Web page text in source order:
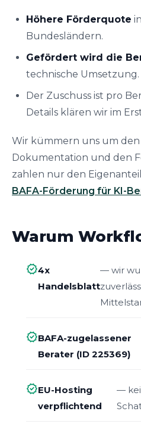
Höhere Förderquote
Bundesländern.
Gefördert wird die
technische Umsetzung.
Der Zuschuss ist pro
Details klären wir im
Wir kümmern uns um den
Dokumentation und den
zahlen nur den
BAFA-Förderung für KI-
Warum
verified4x
Handelsblatt
— wir
verifiedBAFA-zugelassener
Berater (ID 225369)
verifiedEU-Hosting
verpflichtend
—